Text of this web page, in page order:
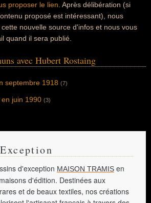
proposer le lien . Après délibération (si
proposé est intéressant), nous
nouvelle source d'infos et nous vous
quand il sera publié.
avec Hubert Rostaing
septembre 1918 (7)
juin 1990 (3)
d'exception MAISON TRAMIS en
d'édition. Destinées aux
et de beaux textiles, nos créations